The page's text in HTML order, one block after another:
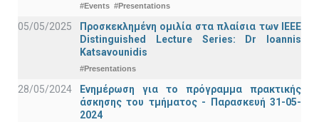
#Events #Presentations
05/05/2025
Προσκεκλημένη ομιλία στα πλαίσια των IEEE
Distinguished Lecture Series: Dr Ioannis
Katsavounidis
#Presentations
28/05/2024
Ενημέρωση για το πρόγραμμα πρακτικής
άσκησης του τμήματος - Παρασκευή 31-05-
2024